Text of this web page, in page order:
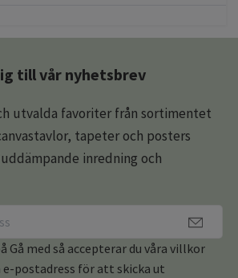
till vår nyhetsbrev
utvalda favoriter från sortimentet
tapeter och posters
inredning och
Gå med så accepterar du våra villkor
postadress för att skicka ut